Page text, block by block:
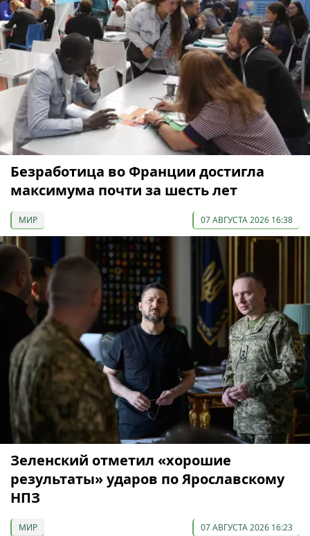
Безработица во Франции достигла
максимума почти за шесть лет
МИР 07 АВГУСТА 2026 16:38
Зеленский отметил «хорошие
результаты» ударов по Ярославскому
НПЗ
МИР 07 АВГУСТА 2026 16:23